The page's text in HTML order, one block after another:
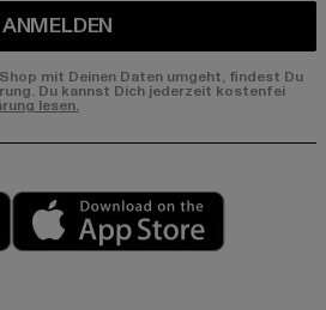
ANMELDEN
mit Deinen Daten umgeht, findest Du
Du kannst Dich jederzeit kostenfei
lesen.
Play market